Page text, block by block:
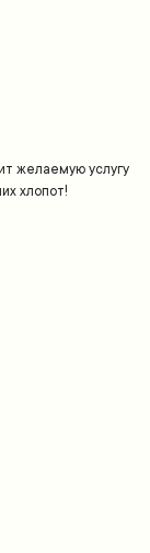
желаемую услугу
хлопот!